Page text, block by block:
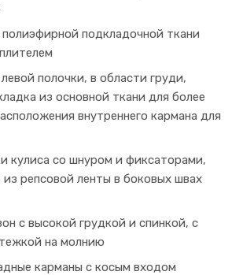
подкладочной ткани
полочки, в области груди,
из основной ткани для более
внутреннего кармана для
кулиса со шнуром и фиксаторами,
из репсовой ленты в боковых швах
с высокой грудкой и спинкой, с
на молнию
карманы с косым входом